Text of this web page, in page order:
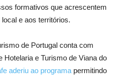
formativos que acrescentem
e aos territórios.
de Portugal conta com
Hotelaria e Turismo de Viana do
aderiu ao programa permitindo